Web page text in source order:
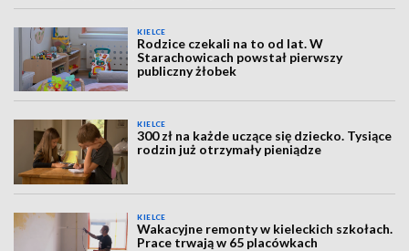
KIELCE
Rodzice czekali na to od lat. W
Starachowicach powstał pierwszy
publiczny żłobek
KIELCE
300 zł na każde uczące się dziecko. Tysiące
rodzin już otrzymały pieniądze
KIELCE
Wakacyjne remonty w kieleckich szkołach.
Prace trwają w 65 placówkach